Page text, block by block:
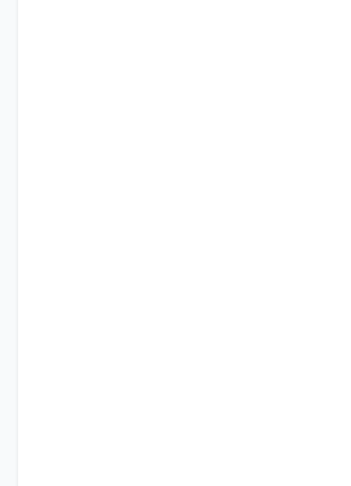
بودن فن های تولیدی کمپانی اروپایی
کالاهای تخصصی شما عزیزان رو در صرف
این عمر باعث صرفه جویی در هزینه و زمان
اخبار در خبرنامه ما عضو شوید